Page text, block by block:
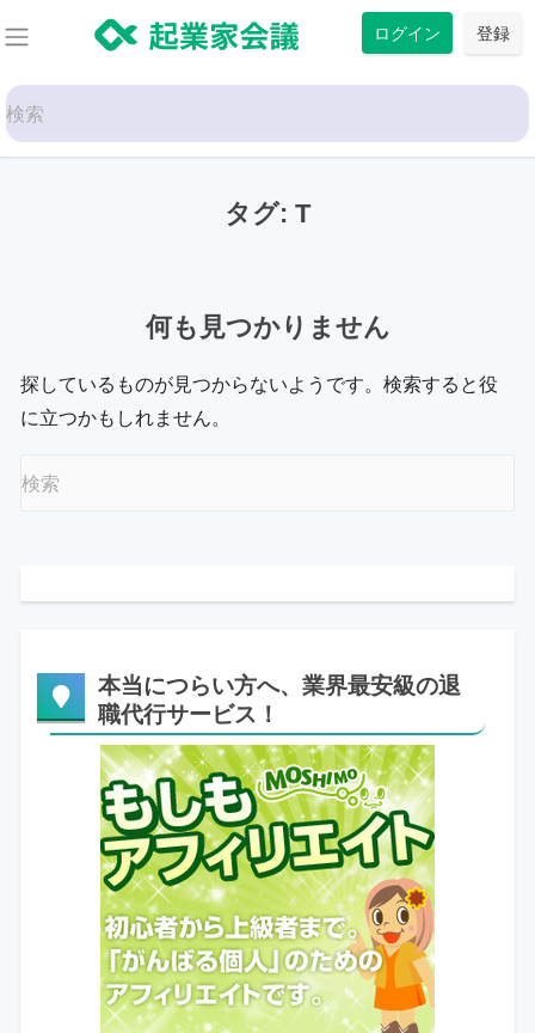
ン
テ
ン
Search
for:
ログイン 登録
タグ: T
何も見つかりません
探しているものが見つからないようです。検索すると役
に立つかもしれません。
Search
本当につらい方へ、業界最安級の退
職代行サービス！